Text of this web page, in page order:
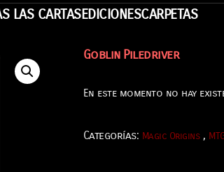
LAS CARTASEDICIONESCARPETAS
Goblin Piledriver
En este momento no hay
Categorías: Magic Origins ,